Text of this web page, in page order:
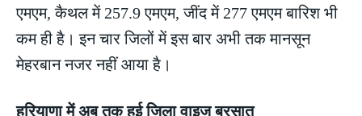
एमएम, कैथल में 257.9 एमएम, जींद में 277 एमएम बारिश भी
कम ही है। इन चार जिलों में इस बार अभी तक मानसून
मेहरबान नजर नहीं आया है।
हरियाणा में अब तक हुई जिला वाइज बरसात